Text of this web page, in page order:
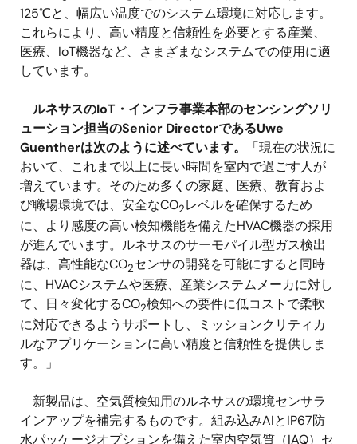
125℃と、幅広い温度でのシステム環境に対応します。
これらにより、高い精度と信頼性を必要とする産業、
医療、IoT機器など、さまざまなシステムでの使用に適
しています。
ルネサスのIoT・インフラ事業本部のセンシングソリ
ューション担当のSenior DirectorであるUwe
Guentherは次のように述べています。
「現在の状況に
おいて、これまで以上に長い時間を室内で過ごす人が
増えています。そのため多くの家庭、医療、教育およ
び職場環境では、安全なCO2レベルを確保するため
に、より感度の高い検知機能を備えたHVAC機器の採用
が進んでいます。ルネサスのサーモパイル型ガス検出
器は、高性能なCO2センサの開発を可能にすると同時
に、HVACシステムや医療、産業システムメーカに対し
て、日々変化するCO2検知への要件に低コストで柔軟
に対応できるようサポートし、ミッションクリティカ
ルなアプリケーションに高い精度と信頼性を提供しま
す。」
新製品は、空気質検知用のルネサスの環境センサラ
インアップを補完するものです。組み込みAIとIP67防
水パッケージオプションを備えた室内空気質（IAQ）セ